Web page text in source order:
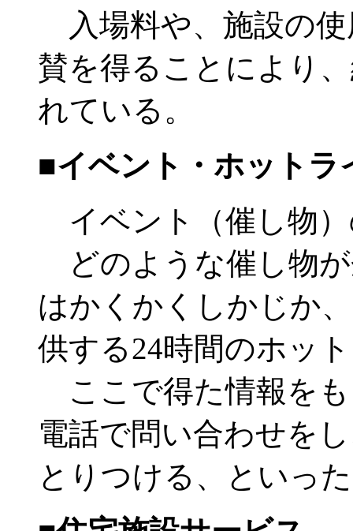
入場料や、施設の
賛を得ることにより
れている。
■イベント・ホットラ
イベント（催し物
どのような催し物
はかくかくしかじか
供する24時間のホッ
ここで得た情報を
電話で問い合わせを
とりつける、といっ